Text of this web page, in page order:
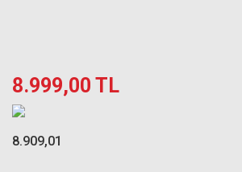
8.999,00 TL
8.909,01